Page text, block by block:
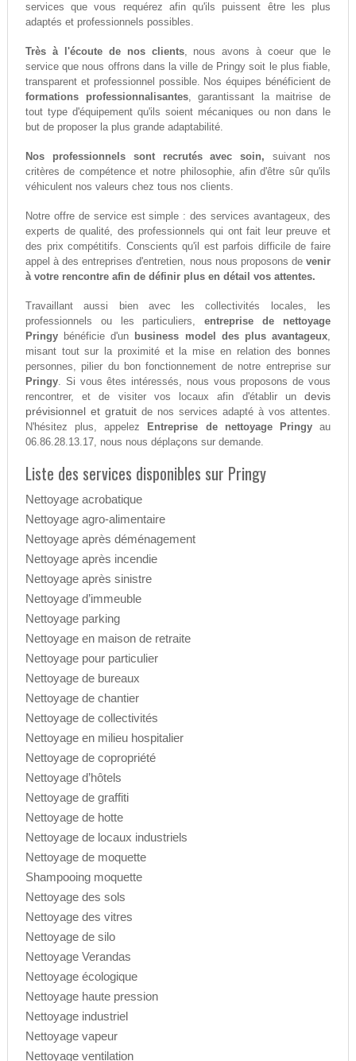
services que vous requérez afin qu'ils puissent être les plus
adaptés et professionnels possibles.
Très à l'écoute de nos clients, nous avons à coeur que le
service que nous offrons dans la ville de Pringy soit le plus fiable,
transparent et professionnel possible. Nos équipes bénéficient de
formations professionnalisantes, garantissant la maitrise de
tout type d'équipement qu'ils soient mécaniques ou non dans le
but de proposer la plus grande adaptabilité.
Nos professionnels sont recrutés avec soin, suivant nos
critères de compétence et notre philosophie, afin d'être sûr qu'ils
véhiculent nos valeurs chez tous nos clients.
Notre offre de service est simple : des services avantageux, des
experts de qualité, des professionnels qui ont fait leur preuve et
des prix compétitifs. Conscients qu'il est parfois difficile de faire
appel à des entreprises d'entretien, nous nous proposons devenir
à votre rencontre afin de définir plus en détail vos attentes.
Travaillant aussi bien avec les collectivités locales, les
professionnels ou les particuliers,entreprise de nettoyage
Pringybénéficie d'un business model des plus avantageux,
misant tout sur la proximité et la mise en relation des bonnes
personnes, pilier du bon fonctionnement de notre entreprise sur
Pringy. Si vous êtes intéressés, nous vous proposons de vous
rencontrer, et de visiter vos locaux afin d'établir undevis
prévisionnel et gratuitde nos services adapté à vos attentes.
N'hésitez plus, appelez
Entreprise de nettoyage Pringyau
06.86.28.13.17, nous nous déplaçons sur demande.
Liste des services disponibles sur Pringy
Nettoyage acrobatique
Nettoyage agro-alimentaire
Nettoyage après déménagement
Nettoyage après incendie
Nettoyage après sinistre
Nettoyage d’immeuble
Nettoyage parking
Nettoyage en maison de retraite
Nettoyage pour particulier
Nettoyage de bureaux
Nettoyage de chantier
Nettoyage de collectivités
Nettoyage en milieu hospitalier
Nettoyage de copropriété
Nettoyage d’hôtels
Nettoyage de graffiti
Nettoyage de hotte
Nettoyage de locaux industriels
Nettoyage de moquette
Shampooing moquette
Nettoyage des sols
Nettoyage des vitres
Nettoyage de silo
Nettoyage Verandas
Nettoyage écologique
Nettoyage haute pression
Nettoyage industriel
Nettoyage vapeur
Nettoyage ventilation